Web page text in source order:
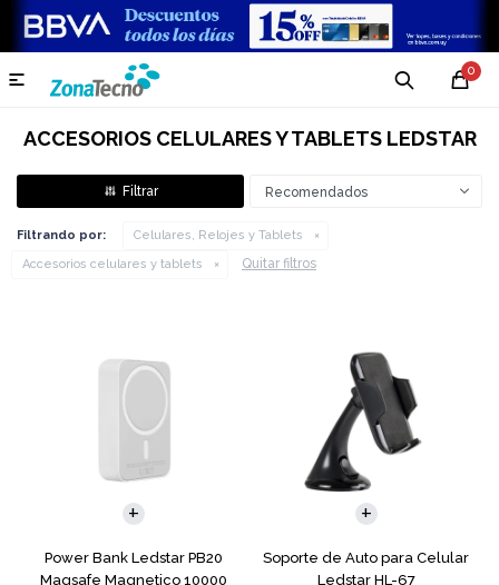
0

ACCESORIOS CELULARES Y TABLETS LEDSTAR
Recomendados
Filtrando por:
Celulares, Relojes y Tablets
Accesorios celulares y tablets
Quitar filtros
Power Bank Ledstar PB20
Magsafe Magnetico 10000
Soporte de Auto para Celular
Ledstar HL-67